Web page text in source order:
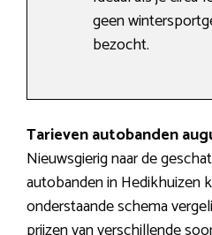
geen
bezocht.
Tarieven autobanden
Nieuwsgierig naar de
autobanden in Hedikhuizen
onderstaande schema